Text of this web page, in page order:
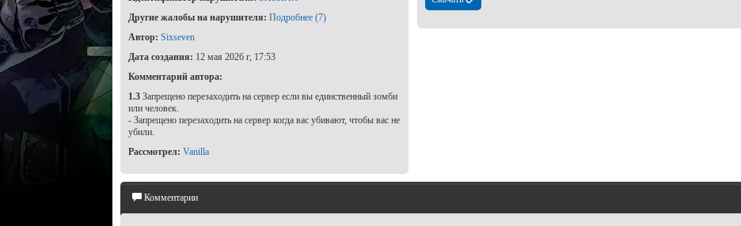
Другие жалобы на нарушителя: Подробнее (7)
Автор: Sixseven
Дата создания: 12 мая 2026 г, 17:53
Комментарий автора:
1.3 Запрещено перезаходить на сервер если вы единственный зомби
или человек.
- Запрещено перезаходить на сервер когда вас убивают, чтобы вас не
убили.
Рассмотрел: Vanilla
Комментарии